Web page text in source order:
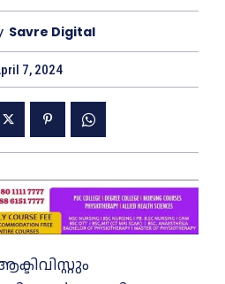
Savre Digital
7, 2024